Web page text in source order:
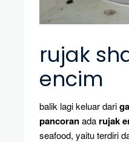
rujak
encim
balik lagi keluar dari
pancoranada rujak
seafood, yaitu terdiri